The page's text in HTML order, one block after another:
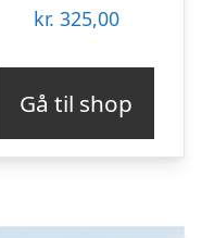
kr. 325,00
Gå til shop